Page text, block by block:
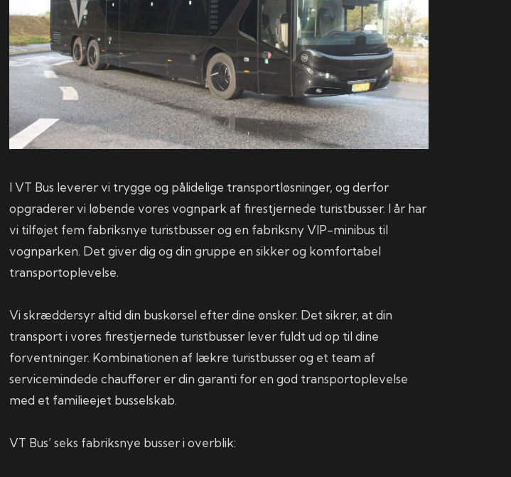
I VT Bus leverer vi trygge og pålidelige transportløsninger, og derfor
opgraderer vi løbende vores vognpark af firestjernede turistbusser. I år har
vi tilføjet fem fabriksnye turistbusser og en fabriksny VIP-minibus til
vognparken. Det giver dig og din gruppe en sikker og komfortabel
transportoplevelse.
Vi skræddersyr altid din buskørsel efter dine ønsker. Det sikrer, at din
transport i vores firestjernede turistbusser lever fuldt ud op til dine
forventninger. Kombinationen af lækre turistbusser og et team af
servicemindede chauffører er din garanti for en god transportoplevelse
med et familieejet busselskab.
VT Bus’ seks fabriksnye busser i overblik: